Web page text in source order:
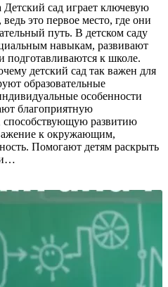
Детский сад играет ключевую
это первое место, где они
путь. В детском саду
навыкам, развивают
подготавливаются к школе.
детский сад так важен для
образовательные
особенности
благоприятную
способствующую развитию
к окружающим,
Помогают детям раскрыть